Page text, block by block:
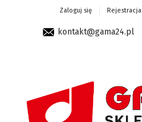
Zaloguj się Rejestracja
kontakt@gama24.pl